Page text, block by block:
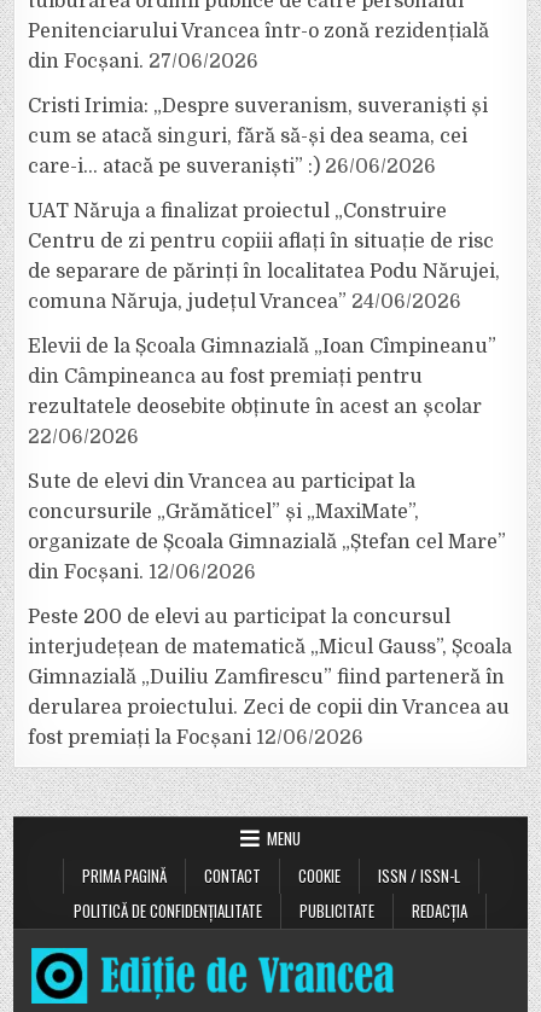
Penitenciarului Vrancea într-o zonă rezidențială
din Focșani. 27/06/2026
Cristi Irimia: „Despre suveranism, suveraniști și
cum se atacă singuri, fără să-și dea seama, cei
care-i… atacă pe suveraniști” :) 26/06/2026
UAT Năruja a finalizat proiectul „Construire
Centru de zi pentru copiii aflați în situație de risc
de separare de părinți în localitatea Podu Nărujei,
comuna Năruja, județul Vrancea” 24/06/2026
Elevii de la Școala Gimnazială „Ioan Cîmpineanu”
din Câmpineanca au fost premiați pentru
rezultatele deosebite obținute în acest an școlar
22/06/2026
Sute de elevi din Vrancea au participat la
concursurile „Grămăticel” și „MaxiMate”,
organizate de Școala Gimnazială „Ștefan cel Mare”
din Focșani. 12/06/2026
Peste 200 de elevi au participat la concursul
interjudețean de matematică „Micul Gauss”, Școala
Gimnazială „Duiliu Zamfirescu” fiind parteneră în
derularea proiectului. Zeci de copii din Vrancea au
fost premiați la Focșani 12/06/2026
MENU
PRIMA PAGINĂ
CONTACT COOKIE
ISSN / ISSN-L
POLITICĂ DE CONFIDENȚIALITATE
PUBLICITATE REDACȚIA